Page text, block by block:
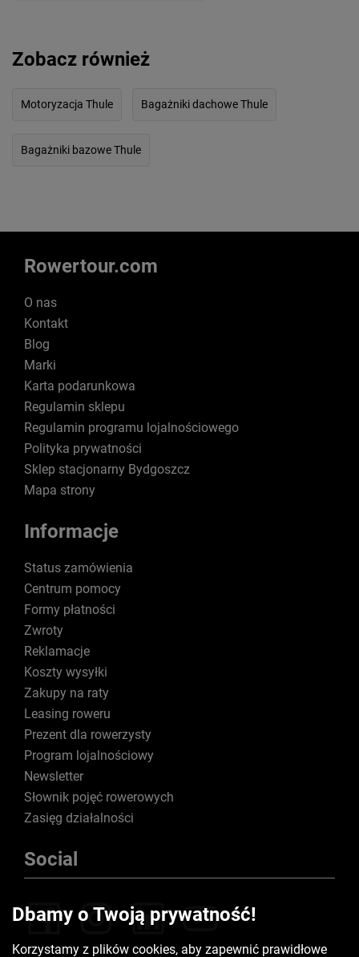
Zobacz również
Motoryzacja Thule Bagażniki dachowe Thule
Bagażniki bazowe Thule
Rowertour.com
O nas
Kontakt
Blog
Marki
Karta podarunkowa
Regulamin sklepu
Regulamin programu lojalnościowego
Polityka prywatności
Sklep stacjonarny Bydgoszcz
Mapa strony
Informacje
Status zamówienia
Centrum pomocy
Formy płatności
Zwroty
Reklamacje
Koszty wysyłki
Zakupy na raty
Leasing roweru
Prezent dla rowerzysty
Program lojalnościowy
Newsletter
Słownik pojęć rowerowych
Zasięg działalności
Social
Dbamy o Twoją prywatność!
Korzystamy z plików cookies, aby zapewnić prawidłowe